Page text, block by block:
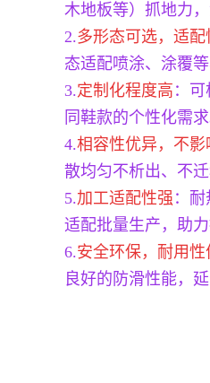
木地板等）抓地力
2.多形态可选，适配
态适配喷涂、涂覆
3.定制化程度高 ：
同鞋款的个性化需求
4.相容性优异，不影
散均匀不析出、不
5.加工适配性强 ：
适配批量生产，助
6.安全环保，耐用性
良好的防滑性能，